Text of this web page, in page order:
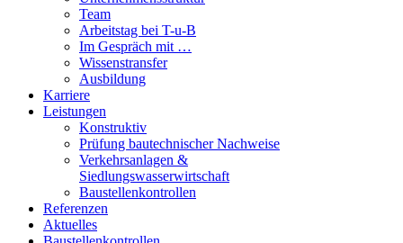
Team
Arbeitstag bei T-u-B
Im Gespräch mit …
Wissenstransfer
Ausbildung
Karriere
Leistungen
Konstruktiv
Prüfung bautechnischer Nachweise
Verkehrsanlagen &
Siedlungswasserwirtschaft
Baustellenkontrollen
Referenzen
Aktuelles